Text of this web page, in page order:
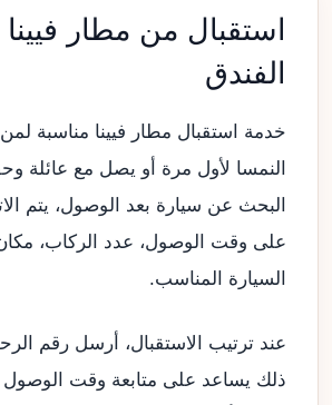
استقبال من مطار
الفندق
خدمة استقبال مطار فيينا مناسبة
النمسا لأول مرة أو يصل مع عائلة
البحث عن سيارة بعد الوصول، يتم
على وقت الوصول، عدد الركاب، مكان
السيارة المناسب.
عند ترتيب الاستقبال، أرسل رقم
ذلك يساعد على متابعة وقت الوصول